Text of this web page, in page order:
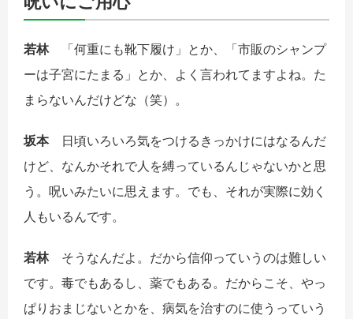
若林「何重にも靴下履け」とか、「市販のシャンプ
ーは子宮にたまる」とか、よく言われてますよね。た
まらないんだけどな（笑）。
坂本日頃いろいろ気をつけるきっかけにはなるんだ
けど、なんかそれで人を縛っているんじゃないかと思
う。呪いみたいに思えます。でも、それが実際に効く
人もいるんです。
若林そうなんだよ。だから信仰っていうのは難しい
です。毒でもあるし、薬でもある。だからこそ、やっ
ぱりおまじないとかを、病気を治すのに使うっていう